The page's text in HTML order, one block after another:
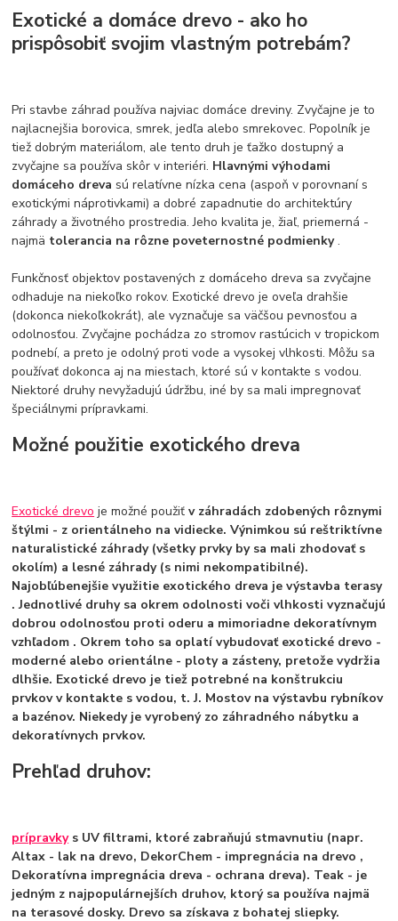
Exotické a domáce drevo - ako ho
prispôsobiť svojim vlastným potrebám?
Pri stavbe záhrad používa najviac domáce dreviny. Zvyčajne je to
najlacnejšia borovica, smrek, jedľa alebo smrekovec. Popolník je
tiež dobrým materiálom, ale tento druh je ťažko dostupný a
zvyčajne sa používa skôr v interiéri. Hlavnými výhodami
domáceho dreva sú relatívne nízka cena (aspoň v porovnaní s
exotickými náprotivkami) a dobré zapadnutie do architektúry
záhrady a životného prostredia. Jeho kvalita je, žiaľ, priemerná -
najmä tolerancia na rôzne poveternostné podmienky.
Funkčnosť objektov postavených z domáceho dreva sa zvyčajne
odhaduje na niekoľko rokov. Exotické drevo je oveľa drahšie
(dokonca niekoľkokrát), ale vyznačuje sa väčšou pevnosťou a
odolnosťou. Zvyčajne pochádza zo stromov rastúcich v tropickom
podnebí, a preto je odolný proti vode a vysokej vlhkosti. Môžu sa
používať dokonca aj na miestach, ktoré sú v kontakte s vodou.
Niektoré druhy nevyžadujú údržbu, iné by sa mali impregnovať
špeciálnymi prípravkami.
Možné použitie exotického dreva
Exotické drevo je možné použiťv záhradách zdobených rôznymi
štýlmi - z orientálneho na vidiecke. Výnimkou sú reštriktívne
naturalistické záhrady (všetky prvky by sa mali zhodovať s
okolím) a lesné záhrady (s nimi nekompatibilné).
Najobľúbenejšie využitie exotického dreva jevýstavba terasy
. Jednotlivé druhy sa okrem odolnosti voči vlhkosti vyznačujú
dobrou odolnosťou proti oderu a mimoriadne dekoratívnym
vzhľadom . Okrem toho sa oplatí vybudovať exotické drevo -
moderné alebo orientálne - ploty a zásteny, pretože vydržia
dlhšie. Exotické drevo je tiež potrebné na konštrukciu
prvkov v kontakte s vodou, t. J. Mostov na výstavbu rybníkov
a bazénov. Niekedy je vyrobený zo záhradného nábytku a
dekoratívnych prvkov.
Prehľad druhov:
prípravkys UV filtrami, ktoré zabraňujú stmavnutiu (napr.
Altax - lak na drevo, DekorChem - impregnácia na drevo ,
Dekoratívna impregnácia dreva - ochrana dreva). Teak - je
jedným z najpopulárnejších druhov, ktorý sa používa najmä
na terasové dosky. Drevo sa získava z bohatej sliepky.